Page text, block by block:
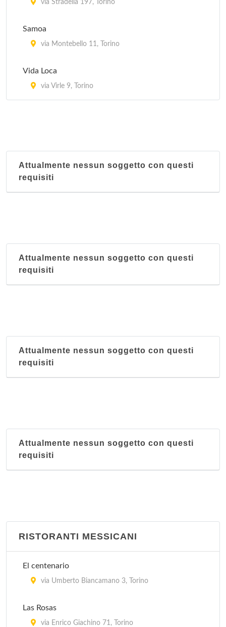
via Stradella 197, Torino
Samoa
via Montebello 11, Torino
Vida Loca
via Virle 9, Torino
Attualmente nessun soggetto con questi
requisiti
Attualmente nessun soggetto con questi
requisiti
Attualmente nessun soggetto con questi
requisiti
Attualmente nessun soggetto con questi
requisiti
RISTORANTI MESSICANI
El centenario
via Umberto Biancamano 3, Torino
Las Rosas
via Enrico Giachino 71, Torino